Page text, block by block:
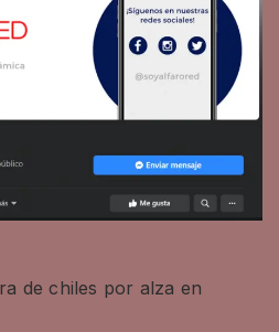
de chiles por alza en